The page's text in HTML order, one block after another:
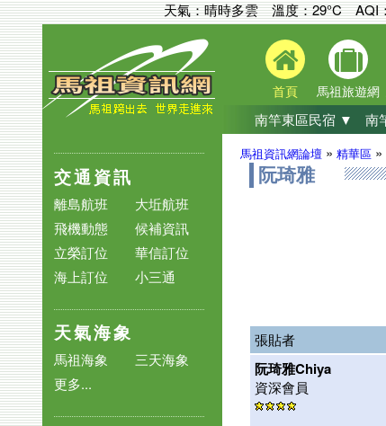
天氣：晴時多雲 溫度：29°CAQI
首頁 馬祖旅遊網
南竿東區民宿 ▼ 南
交通資訊
離島航班
大坵航班
飛機動態
候補資訊
立榮訂位
華信訂位
海上訂位
小三通
天氣海象
馬祖海象
三天海象
更多...
馬祖資訊網論壇 » 精華區 »
阮琦雅
張貼者
阮琦雅Chiya
資深會員